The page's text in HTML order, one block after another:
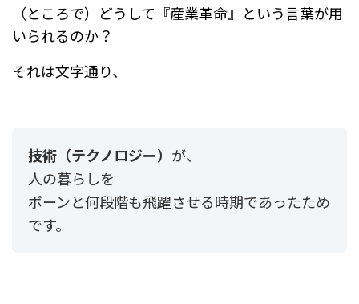
（ところで）どうして『産業革命』という言葉が用
いられるのか？
それは文字通り、
技術（テクノロジー） が、
人の暮らしを
ポーンと何段階も飛躍させる時期であったため
です。